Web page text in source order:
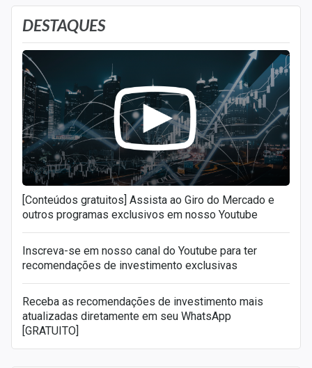
DESTAQUES
[Conteúdos gratuitos] Assista ao Giro do Mercado e
outros programas exclusivos em nosso Youtube
Inscreva-se em nosso canal do Youtube para ter
recomendações de investimento exclusivas
Receba as recomendações de investimento mais
atualizadas diretamente em seu WhatsApp
[GRATUITO]